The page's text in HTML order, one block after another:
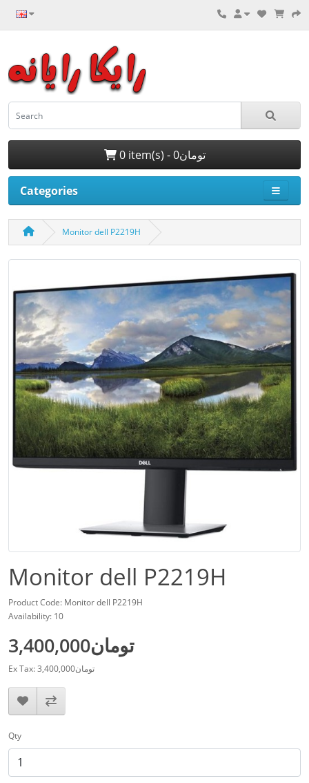
0 item(s) - 0تومان
Categories
Monitor dell P2219H
Monitor dell P2219H
Product Code: Monitor dell P2219H
Availability: 10
3,400,000تومان
Ex Tax: 3,400,000تومان
Qty